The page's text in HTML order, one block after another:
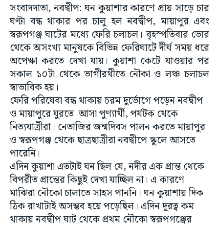
সংবাদদাতা, নবদ্বীপ: ঘন কুয়াশার কারণে প্রায় সাড়ে চার
ঘণ্টা বন্ধ থাকার পর চালু হল নবদ্বীপ, মায়াপুর এবং
স্বরূপগঞ্জ ঘাটের মধ্যে ফেরি চলাচল। বৃহস্পতিবার ভোর
থেকে অসংখ্য মানুষকে বিভিন্ন ফেরিঘাটে দীর্ঘ সময় ধরে
অপেক্ষা করতে দেখা যায়। কুয়াশা কেটে যাওয়ার পর
সকাল ১০টা থেকে ভাগীরথীতে নৌকা ও লঞ্চ চলাচল
স্বাভাবিক হয়।
ফেরি পরিষেবা বন্ধ থাকায় চরম দুর্ভোগে পড়েন নবদ্বীপ
ও মায়াপুরে ঘুরতে আসা পুণ্যার্থী, পর্যটক থেকে
নিত্যযাত্রীরা। নেতাজির জন্মদিবস পালন করতে মায়াপুর
ও স্বরূপগঞ্জ থেকে ছাত্রছাত্রীরা নবদ্বীপে স্কুলে আসতে
পারেনি।
এদিন কুয়াশা এতটাই ঘন ছিল যে, নদীর এক প্রান্ত থেকে
বিপরীত প্রান্তের কিছুই দেখা যাচ্ছিল না। এ কারণে
মাঝিরা নৌকো চালাতে সাহস পাননি। ঘন কুয়াশায় দিক
ঠিক রাখাটাই অসম্ভব হয়ে পড়েছিল। এদিন দূরত্ব কম
থাকায় নবদ্বীপ ঘাট থেকে প্রথম নৌকো স্বরূপগঞ্জের